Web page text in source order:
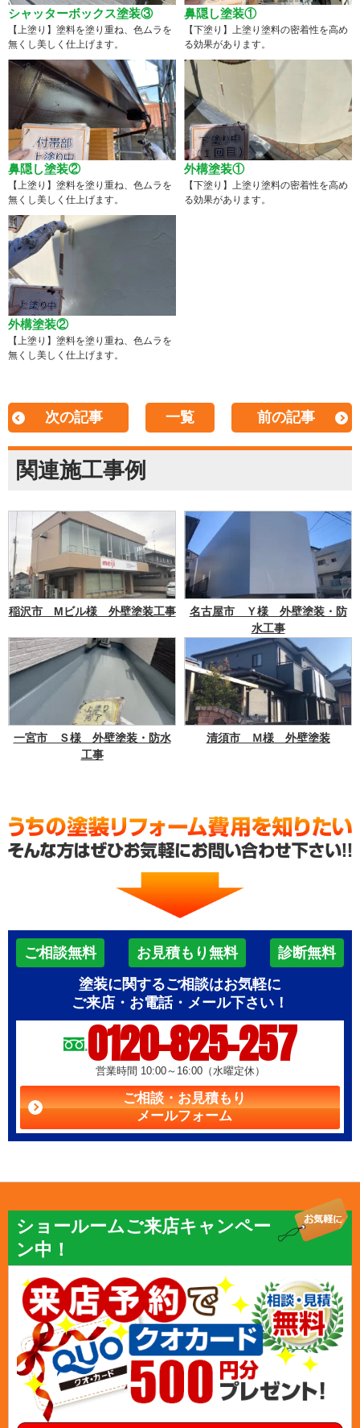
シャッターボックス塗装③
【上塗り】塗料を塗り重ね、色ムラを
無くし美しく仕上げます。
鼻隠し塗装①
【下塗り】上塗り塗料の密着性を高め
る効果があります。
鼻隠し塗装②
【上塗り】塗料を塗り重ね、色ムラを
無くし美しく仕上げます。
外構塗装①
【下塗り】上塗り塗料の密着性を高め
る効果があります。
外構塗装②
【上塗り】塗料を塗り重ね、色ムラを
無くし美しく仕上げます。
次の記事 一覧 前の記事
関連施工事例
稲沢市 Mビル様 外壁塗装工事
名古屋市 Ｙ様 外壁塗装・防
水工事
一宮市 Ｓ様 外壁塗装・防水
工事
清須市 Ｍ様 外壁塗装
ご相談無料 お見積もり無料
診断無料
塗装に関するご相談はお気軽に
ご来店・お電話・メール下さい！
0120-825-257
営業時間 10:00～16:00（水曜定休）
ご相談・お見積もり
メールフォーム
ショールームご来店キャンペー
ン中！